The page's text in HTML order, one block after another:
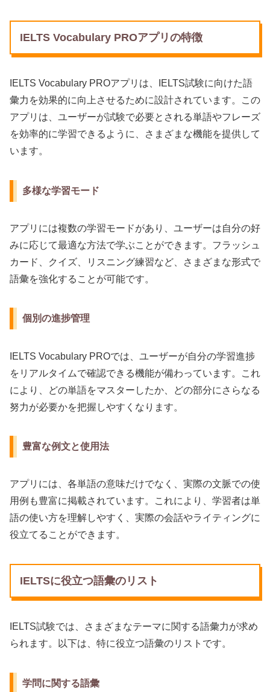
IELTS Vocabulary PROアプリの特徴
IELTS Vocabulary PROアプリは、IELTS試験に向けた語
彙力を効果的に向上させるために設計されています。この
アプリは、ユーザーが試験で必要とされる単語やフレーズ
を効率的に学習できるように、さまざまな機能を提供して
います。
多様な学習モード
アプリには複数の学習モードがあり、ユーザーは自分の好
みに応じて最適な方法で学ぶことができます。フラッシュ
カード、クイズ、リスニング練習など、さまざまな形式で
語彙を強化することが可能です。
個別の進捗管理
IELTS Vocabulary PROでは、ユーザーが自分の学習進捗
をリアルタイムで確認できる機能が備わっています。これ
により、どの単語をマスターしたか、どの部分にさらなる
努力が必要かを把握しやすくなります。
豊富な例文と使用法
アプリには、各単語の意味だけでなく、実際の文脈での使
用例も豊富に掲載されています。これにより、学習者は単
語の使い方を理解しやすく、実際の会話やライティングに
役立てることができます。
IELTSに役立つ語彙のリスト
IELTS試験では、さまざまなテーマに関する語彙力が求め
られます。以下は、特に役立つ語彙のリストです。
学問に関する語彙